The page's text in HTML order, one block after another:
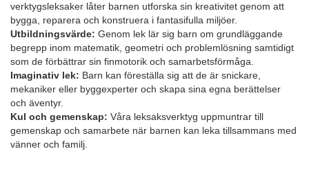
verktygsleksaker låter barnen utforska sin kreativitet genom att
bygga, reparera och konstruera i fantasifulla miljöer.
Utbildningsvärde: Genom lek lär sig barn om grundläggande
begrepp inom matematik, geometri och problemlösning samtidigt
som de förbättrar sin finmotorik och samarbetsförmåga.
Imaginativ lek: Barn kan föreställa sig att de är snickare,
mekaniker eller byggexperter och skapa sina egna berättelser
och äventyr.
Kul och gemenskap: Våra leksaksverktyg uppmuntrar till
gemenskap och samarbete när barnen kan leka tillsammans med
vänner och familj.